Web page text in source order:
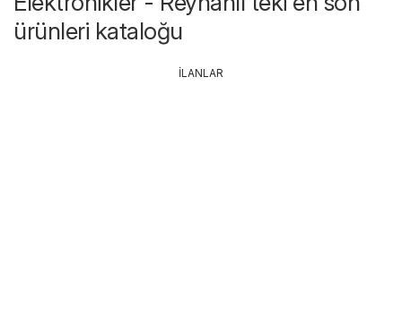
ürünleri kataloğu
İLANLAR